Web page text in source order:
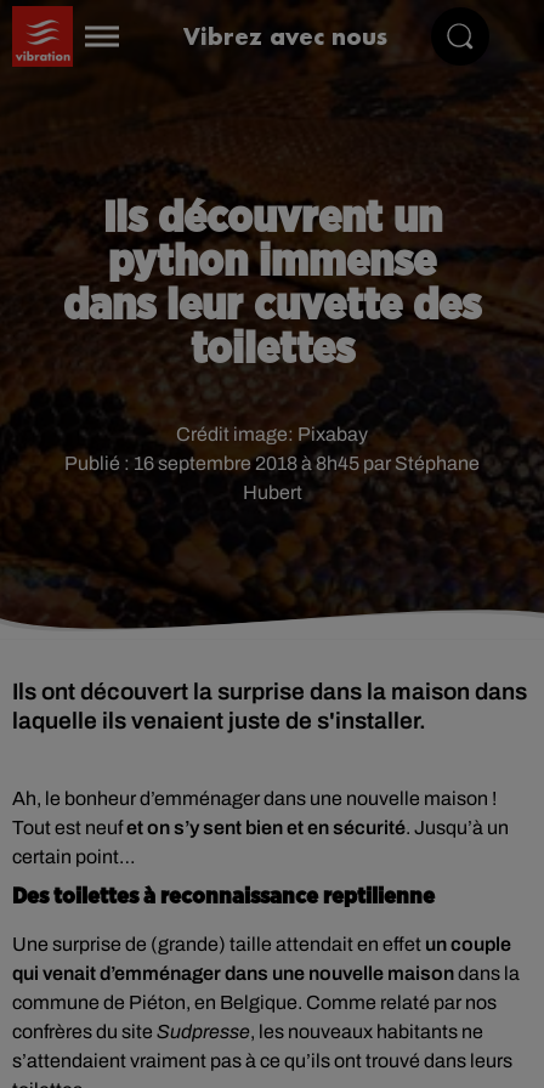
Vibrez avec nous
Ils découvrent un
python immense
dans leur cuvette des
toilettes
Publié : 16 septembre 2018 à 8h45 par Stéphane
Hubert
Crédit image: Pixabay
Ils ont découvert la surprise dans la maison dans
laquelle ils venaient juste de s'installer.
Ah, le bonheur d’emménager dans une nouvelle maison !
Tout est neufet on s’y sent bien et en sécurité. Jusqu’à un
certain point…
Des toilettes à reconnaissance reptilienne
Une surprise de (grande) taille attendait en effet un couple
qui venait d’emménager dans une nouvelle maisondans la
commune de Piéton, en Belgique. Comme relaté par nos
confrères du site Sudpresse, les nouveaux habitants ne
s’attendaient vraiment pas à ce qu’ils ont trouvé dans leurs